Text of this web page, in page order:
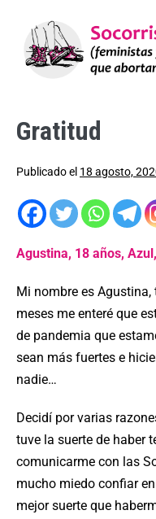
Gratitud
Publicado el 18 agosto,
Agustina, 18 años,
Mi nombre es
meses me enteré que
de pandemia que
sean más fuertes e
nadie…
Decidí por varias
tuve la suerte de haber
comunicarme con las
mucho miedo confiar
mejor suerte que